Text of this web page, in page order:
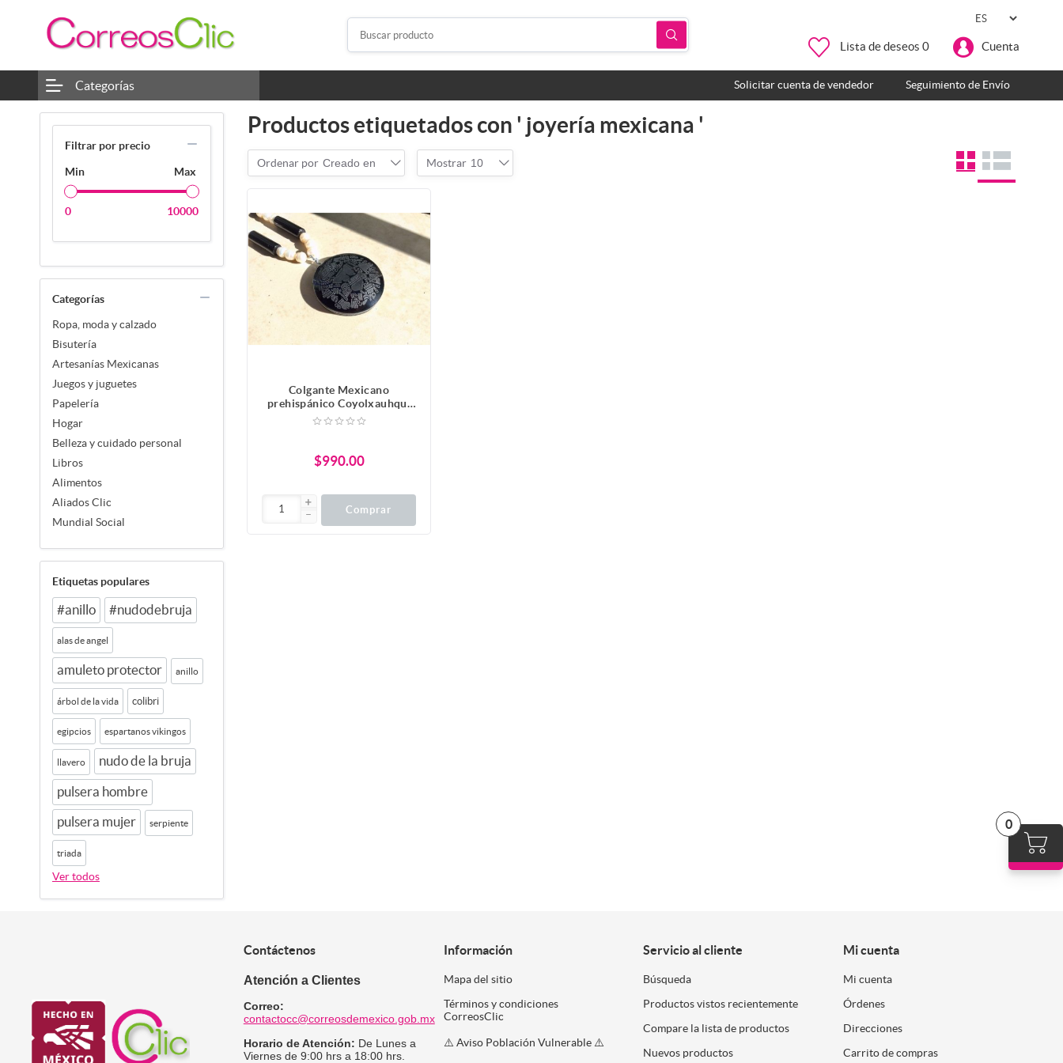
Lista de deseos 0 Cuenta
0
Categorías Solicitar cuenta de vendedor Seguimiento de Envío
Filtrar por precio
Min Max
0 10000
Categorías
Ropa, moda y calzado
Bisutería
Artesanías Mexicanas
Juegos y juguetes
Papelería
Hogar
Belleza y cuidado personal
Libros
Alimentos
Aliados Clic
Mundial Social
Etiquetas populares
#anillo #nudodebruja
alas de angel
amuleto protector anillo
árbol de la vida colibri
egipcios espartanos vikingos
llavero nudo de la bruja
pulsera hombre
pulsera mujer serpiente
triada
Ver todos
Productos etiquetados con ' joyería mexicana '
Ordenar por Creado en Mostrar 10
Colgante Mexicano
prehispánico Coyolxauhqui
Obsidiana con Collar de
$990.00
Comprar
Contáctenos
Atención a Clientes
Correo:
contactocc@correosdemexico.gob.mx
Horario de Atención: De Lunes a
Viernes de 9:00 hrs a 18:00 hrs.
Información
Mapa del sitio
Términos y condiciones
CorreosClic
⚠️ Aviso Población Vulnerable ⚠️
Servicio al cliente
Búsqueda
Productos vistos recientemente
Compare la lista de productos
Nuevos productos
Mi cuenta
Mi cuenta
Órdenes
Direcciones
Carrito de compras